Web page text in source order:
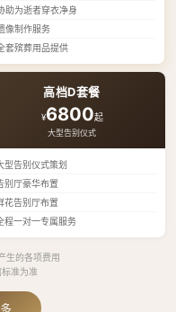
助为逝者穿衣净身
像制作服务
套殡葬用品提供
高档D套餐
¥6800起
大型告别仪式
型告别仪式策划
别厅豪华布置
花告别厅布置
程一对一专属服务
生的各项费用
准为准